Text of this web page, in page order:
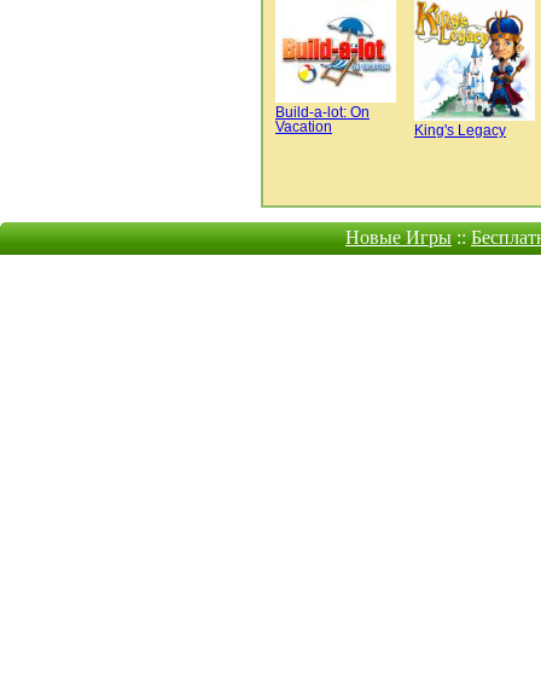
Build-a-lot: On
Vacation
King's Legacy
Новые Игры::